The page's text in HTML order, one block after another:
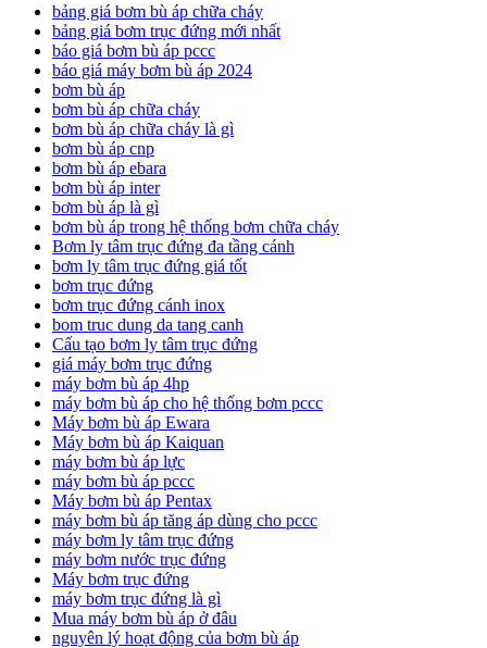
bảng giá bơm bù áp chữa cháy
bảng giá bơm trục đứng mới nhất
báo giá bơm bù áp pccc
báo giá máy bơm bù áp 2024
bơm bù áp
bơm bù áp chữa cháy
bơm bù áp chữa cháy là gì
bơm bù áp cnp
bơm bù áp ebara
bơm bù áp inter
bơm bù áp là gì
bơm bù áp trong hệ thống bơm chữa cháy
Bơm ly tâm trục đứng đa tầng cánh
bơm ly tâm trục đứng giá tốt
bơm trục đứng
bơm trục đứng cánh inox
bom truc dung da tang canh
Cấu tạo bơm ly tâm trục đứng
giá máy bơm trục đứng
máy bơm bù áp 4hp
máy bơm bù áp cho hệ thống bơm pccc
Máy bơm bù áp Ewara
Máy bơm bù áp Kaiquan
máy bơm bù áp lực
máy bơm bù áp pccc
Máy bơm bù áp Pentax
máy bơm bù áp tăng áp dùng cho pccc
máy bơm ly tâm trục đứng
máy bơm nước trục đứng
Máy bơm trục đứng
máy bơm trục đứng là gì
Mua máy bơm bù áp ở đâu
nguyên lý hoạt động của bơm bù áp